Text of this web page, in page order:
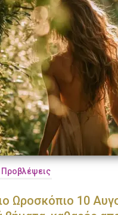
Προβλέψεις
Ωροσκόπιο 10